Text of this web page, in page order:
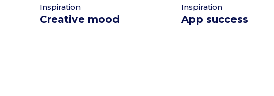
Inspiration
Creative mood
Inspiration
App success